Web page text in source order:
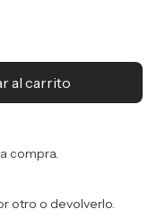
compra.
otro o devolverlo.